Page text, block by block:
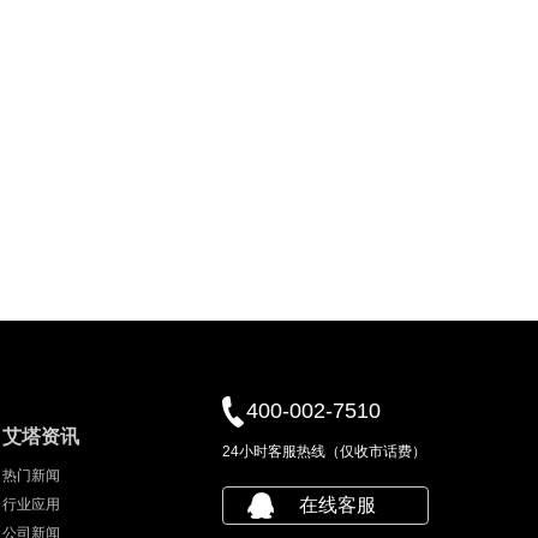
艾塔资讯
热门新闻
行业应用
公司新闻
400-002-7510
24小时客服热线（仅收市话费）
在线客服